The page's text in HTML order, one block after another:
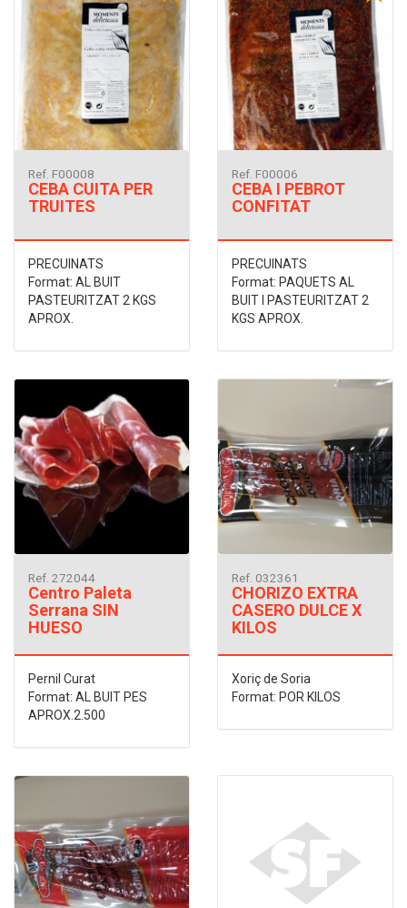
Ref. F00008
CEBA CUITA PER
TRUITES
PRECUINATS
Format: AL BUIT
PASTEURITZAT 2 KGS
APROX.
Ref. F00006
CEBA I PEBROT
CONFITAT
PRECUINATS
Format: PAQUETS AL
BUIT I PASTEURITZAT 2
KGS APROX.
Ref. 272044
Centro Paleta
Serrana SIN
HUESO
Pernil Curat
Format: AL BUIT PES
APROX.2.500
Ref. 032361
CHORIZO EXTRA
CASERO DULCE X
KILOS
Xoriç de Soria
Format: POR KILOS